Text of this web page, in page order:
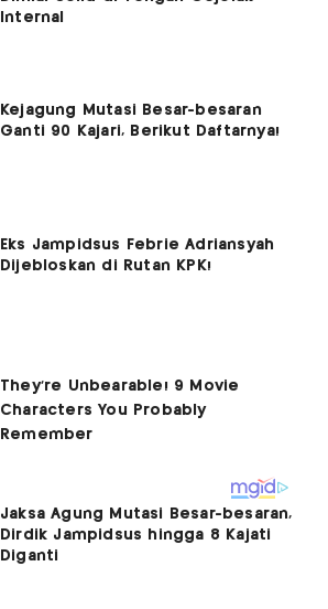
Internal
Kejagung Mutasi Besar-besaran
Ganti 90 Kajari, Berikut Daftarnya!
Eks Jampidsus Febrie Adriansyah
Dijebloskan di Rutan KPK!
Jaksa Agung Mutasi Besar-besaran,
Dirdik Jampidsus hingga 8 Kajati
Diganti